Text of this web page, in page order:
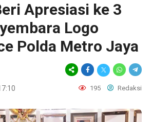
Apresiasi ke 3
Logo
Polda Metro Jaya
195 Redaksi